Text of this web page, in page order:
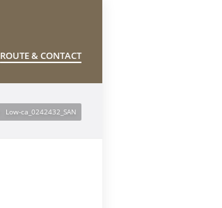
ROUTE & CONTACT
Low-ca_0242432_SAN